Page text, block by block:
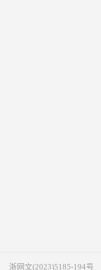
浙网文(2023)5185-194号